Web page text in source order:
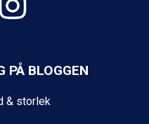
PÅ BLOGGEN
& storlek